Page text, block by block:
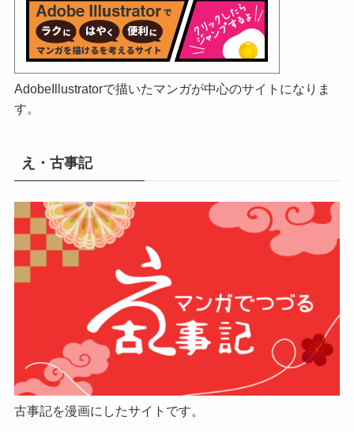
AdobeIllustratorで描いたマンガが中心のサイトになりま
す。
え・古事記
古事記を漫画にしたサイトです。